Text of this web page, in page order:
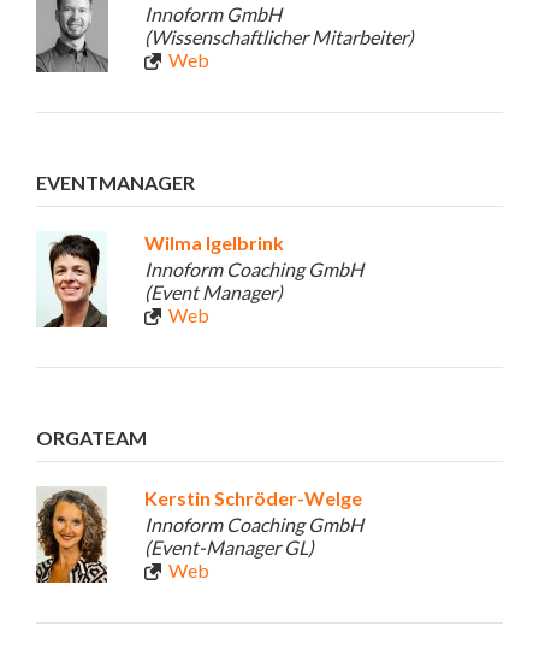
Innoform GmbH
(Wissenschaftlicher Mitarbeiter)
Web
EVENTMANAGER
Wilma Igelbrink
Innoform Coaching GmbH
(Event Manager)
Web
ORGATEAM
Kerstin Schröder-Welge
Innoform Coaching GmbH
(Event-Manager GL)
Web